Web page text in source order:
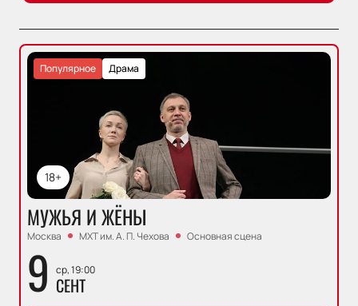
18+
Драма
Популярное
МУЖЬЯ И ЖЁНЫ
Москва МХТ им. А. П. Чехова Основная сцена
9 ср, 19:00
СЕНТ